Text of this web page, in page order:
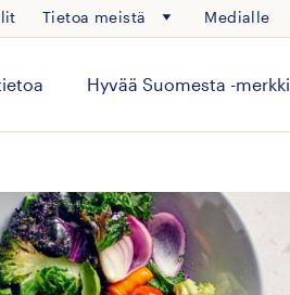
Tietoa meistä Medialle
Hyvää Suomesta -merkki